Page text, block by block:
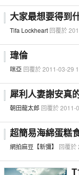
大家最想要得到
Tifa Lockheart回覆於
瑋倫
咪亞 回覆於 2011-03-29
犀利人妻謝安真
朝田龍太郎 回覆於 2011-
超簡易海綿蛋糕
網拍麻豆【新彌】 回覆於